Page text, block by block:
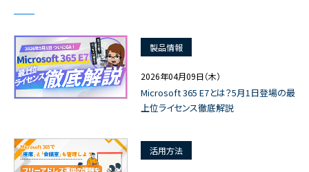
製品情報
2026年04月09日（木）
Microsoft 365 E7とは？5月1日登場の最
上位ライセンス徹底解説
活用方法